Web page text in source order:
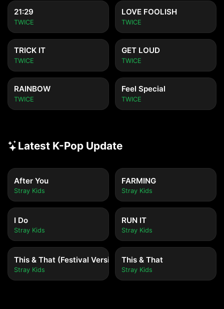
21:29
TWICE
LOVE FOOLISH
TWICE
TRICK IT
TWICE
GET LOUD
TWICE
RAINBOW
TWICE
Feel Special
TWICE
Latest K-Pop Update
After You
Stray Kids
FARMING
Stray Kids
I Do
Stray Kids
RUN IT
Stray Kids
This & That (Festival Version)
Stray Kids
This & That
Stray Kids